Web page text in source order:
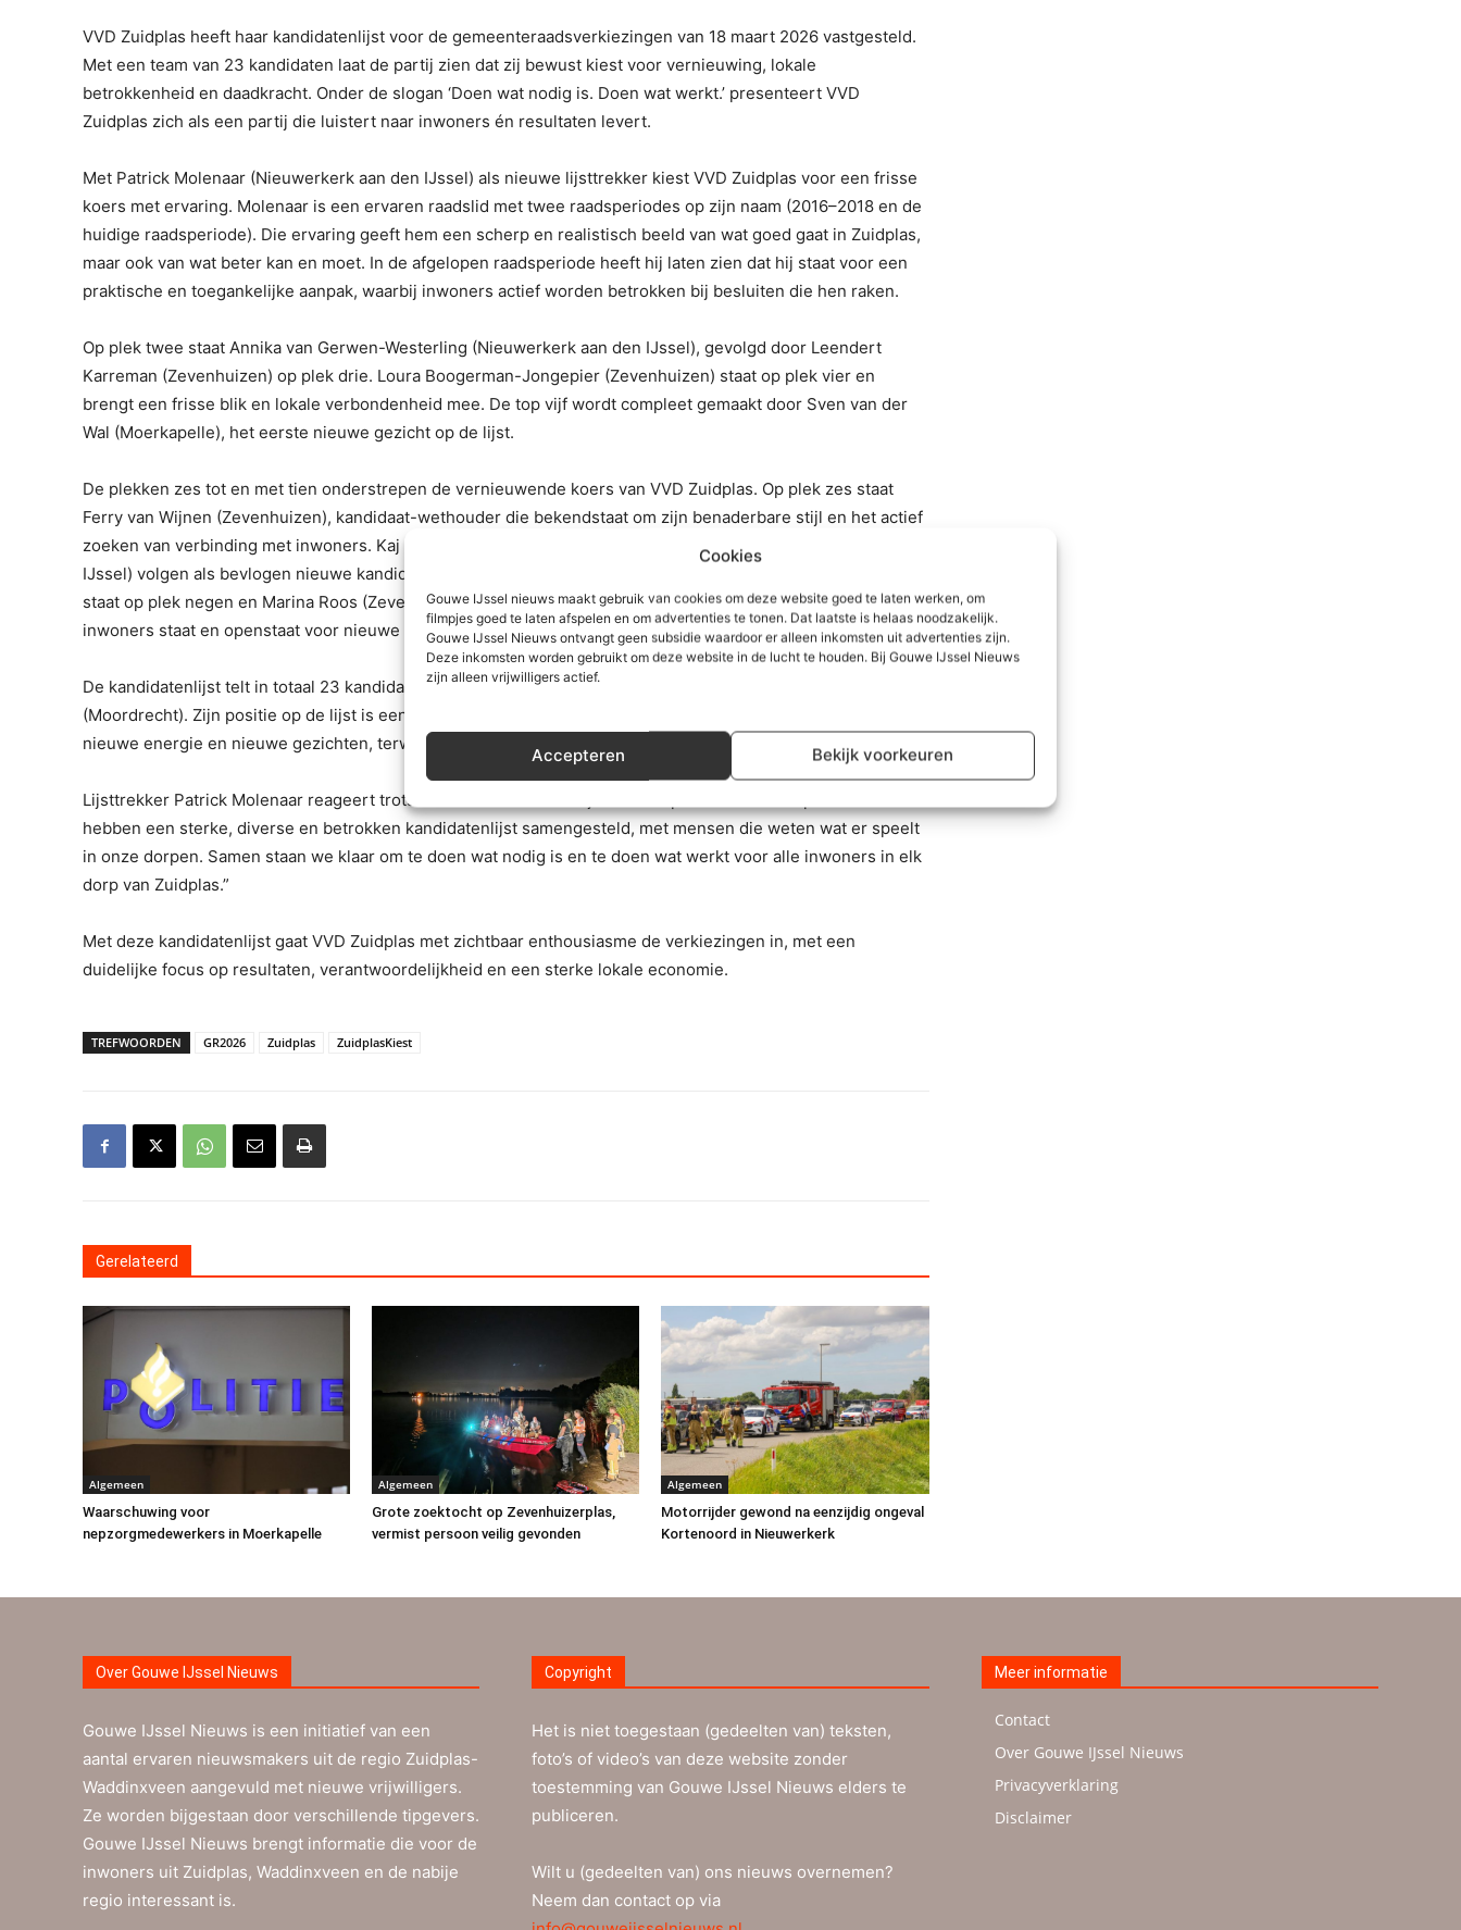
Cookies
Gouwe IJssel nieuws maakt gebruik van cookies om deze website goed te laten werken, om
filmpjes goed te laten afspelen en om advertenties te tonen. Dat laatste is helaas noodzakelijk.
Gouwe IJssel Nieuws ontvangt geen subsidie waardoor er alleen inkomsten uit advertenties zijn.
Deze inkomsten worden gebruikt om deze website in de lucht te houden. Bij Gouwe IJssel Nieuws
zijn alleen vrijwilligers actief.
Accepteren Bekijk voorkeuren
VVD Zuidplas heeft haar kandidatenlijst voor de gemeenteraadsverkiezingen van 18 maart 2026 vastgesteld.
Met een team van 23 kandidaten laat de partij zien dat zij bewust kiest voor vernieuwing, lokale
betrokkenheid en daadkracht. Onder de slogan ‘Doen wat nodig is. Doen wat werkt.’ presenteert VVD
Zuidplas zich als een partij die luistert naar inwoners én resultaten levert.
Met Patrick Molenaar (Nieuwerkerk aan den IJssel) als nieuwe lijsttrekker kiest VVD Zuidplas voor een frisse
koers met ervaring. Molenaar is een ervaren raadslid met twee raadsperiodes op zijn naam (2016–2018 en de
huidige raadsperiode). Die ervaring geeft hem een scherp en realistisch beeld van wat goed gaat in Zuidplas,
maar ook van wat beter kan en moet. In de afgelopen raadsperiode heeft hij laten zien dat hij staat voor een
praktische en toegankelijke aanpak, waarbij inwoners actief worden betrokken bij besluiten die hen raken.
Op plek twee staat Annika van Gerwen-Westerling (Nieuwerkerk aan den IJssel), gevolgd door Leendert
Karreman (Zevenhuizen) op plek drie. Loura Boogerman-Jongepier (Zevenhuizen) staat op plek vier en
brengt een frisse blik en lokale verbondenheid mee. De top vijf wordt compleet gemaakt door Sven van der
Wal (Moerkapelle), het eerste nieuwe gezicht op de lijst.
De plekken zes tot en met tien onderstrepen de vernieuwende koers van VVD Zuidplas. Op plek zes staat
Ferry van Wijnen (Zevenhuizen), kandidaat-wethouder die bekendstaat om zijn benaderbare stijl en het actief
zoeken van verbinding met inwoners. Kaj Boode (Zevenhuizen) en Jasper Albers (Nieuwerkerk aan den
IJssel) volgen als bevlogen nieuwe kandidaten op de plekken zeven en acht. Sigrid Bueving (Moerkapelle)
staat op plek negen en Marina Roos (Zevenhuizen) sluit de top 10 af. Samen vormen zij een team dat dichtbij
inwoners staat en openstaat voor nieuwe ideeën.
De kandidatenlijst telt in totaal 23 kandidaten. Op plaats 23 staat huidig wethouder Daan de Haas
(Moordrecht). Zijn positie op de lijst is een bewuste keuze en laat zien dat VVD Zuidplas ruimte maakt voor
nieuwe energie en nieuwe gezichten, terwijl waardevolle ervaring behouden blijft.
Lijsttrekker Patrick Molenaar reageert trots: “Ik ben ontzettend blij en trots op Team VVD Zuidplas. We
hebben een sterke, diverse en betrokken kandidatenlijst samengesteld, met mensen die weten wat er speelt
in onze dorpen. Samen staan we klaar om te doen wat nodig is en te doen wat werkt voor alle inwoners in elk
dorp van Zuidplas.”
Met deze kandidatenlijst gaat VVD Zuidplas met zichtbaar enthousiasme de verkiezingen in, met een
duidelijke focus op resultaten, verantwoordelijkheid en een sterke lokale economie.
TREFWOORDEN GR2026 Zuidplas ZuidplasKiest
Gerelateerd
Algemeen
Waarschuwing voor
nepzorgmedewerkers in Moerkapelle
Algemeen
Grote zoektocht op Zevenhuizerplas,
vermist persoon veilig gevonden
Algemeen
Motorrijder gewond na eenzijdig ongeval
Kortenoord in Nieuwerkerk
Over Gouwe IJssel Nieuws
Gouwe IJssel Nieuws is een initiatief van een
aantal ervaren nieuwsmakers uit de regio Zuidplas-
Waddinxveen aangevuld met nieuwe vrijwilligers.
Ze worden bijgestaan door verschillende tipgevers.
Gouwe IJssel Nieuws brengt informatie die voor de
inwoners uit Zuidplas, Waddinxveen en de nabije
regio interessant is.
Copyright
Het is niet toegestaan (gedeelten van) teksten,
foto’s of video’s van deze website zonder
toestemming van Gouwe IJssel Nieuws elders te
publiceren.
Wilt u (gedeelten van) ons nieuws overnemen?
Neem dan contact op via
Meer informatie
Contact
Over Gouwe IJssel Nieuws
Privacyverklaring
Disclaimer